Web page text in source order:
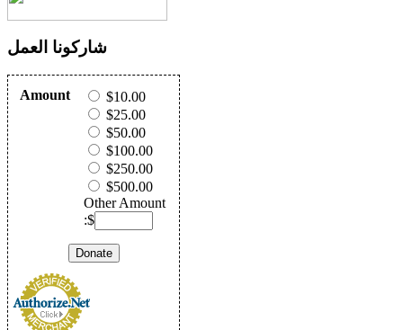
شاركونا العمل
Amount
$10.00
$25.00
$50.00
$100.00
$250.00
$500.00
Other Amount
:$